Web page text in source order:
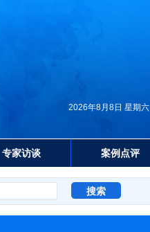
2026年8月8日 星期六
专家访谈 案例点评